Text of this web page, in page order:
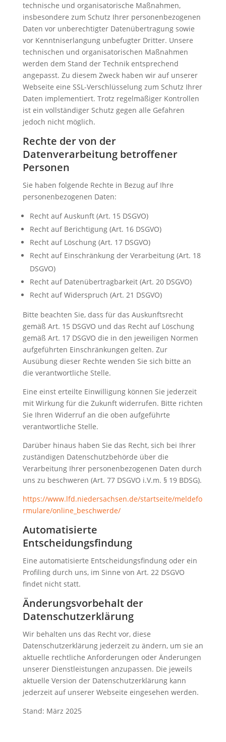
technische und organisatorische Maßnahmen,
insbesondere zum Schutz Ihrer personenbezogenen
Daten vor unberechtigter Datenübertragung sowie
vor Kenntniserlangung unbefugter Dritter. Unsere
technischen und organisatorischen Maßnahmen
werden dem Stand der Technik entsprechend
angepasst. Zu diesem Zweck haben wir auf unserer
Webseite eine SSL-Verschlüsselung zum Schutz Ihrer
Daten implementiert. Trotz regelmäßiger Kontrollen
ist ein vollständiger Schutz gegen alle Gefahren
jedoch nicht möglich.
Rechte der von der
Datenverarbeitung betroffener
Personen
Sie haben folgende Rechte in Bezug auf Ihre
personenbezogenen Daten:
Recht auf Auskunft (Art. 15 DSGVO)
Recht auf Berichtigung (Art. 16 DSGVO)
Recht auf Löschung (Art. 17 DSGVO)
Recht auf Einschränkung der Verarbeitung (Art. 18
DSGVO)
Recht auf Datenübertragbarkeit (Art. 20 DSGVO)
Recht auf Widerspruch (Art. 21 DSGVO)
Bitte beachten Sie, dass für das Auskunftsrecht
gemäß Art. 15 DSGVO und das Recht auf Löschung
gemäß Art. 17 DSGVO die in den jeweiligen Normen
aufgeführten Einschränkungen gelten. Zur
Ausübung dieser Rechte wenden Sie sich bitte an
die verantwortliche Stelle.
Eine einst erteilte Einwilligung können Sie jederzeit
mit Wirkung für die Zukunft widerrufen. Bitte richten
Sie Ihren Widerruf an die oben aufgeführte
verantwortliche Stelle.
Darüber hinaus haben Sie das Recht, sich bei Ihrer
zuständigen Datenschutzbehörde über die
Verarbeitung Ihrer personenbezogenen Daten durch
uns zu beschweren (Art. 77 DSGVO i.V.m. § 19 BDSG).
https://www.lfd.niedersachsen.de/startseite/meldefo
rmulare/online_beschwerde/
Automatisierte
Entscheidungsfindung
Eine automatisierte Entscheidungsfindung oder ein
Profiling durch uns, im Sinne von Art. 22 DSGVO
findet nicht statt.
Änderungsvorbehalt der
Datenschutzerklärung
Wir behalten uns das Recht vor, diese
Datenschutzerklärung jederzeit zu ändern, um sie an
aktuelle rechtliche Anforderungen oder Änderungen
unserer Dienstleistungen anzupassen. Die jeweils
aktuelle Version der Datenschutzerklärung kann
jederzeit auf unserer Webseite eingesehen werden.
Stand: März 2025